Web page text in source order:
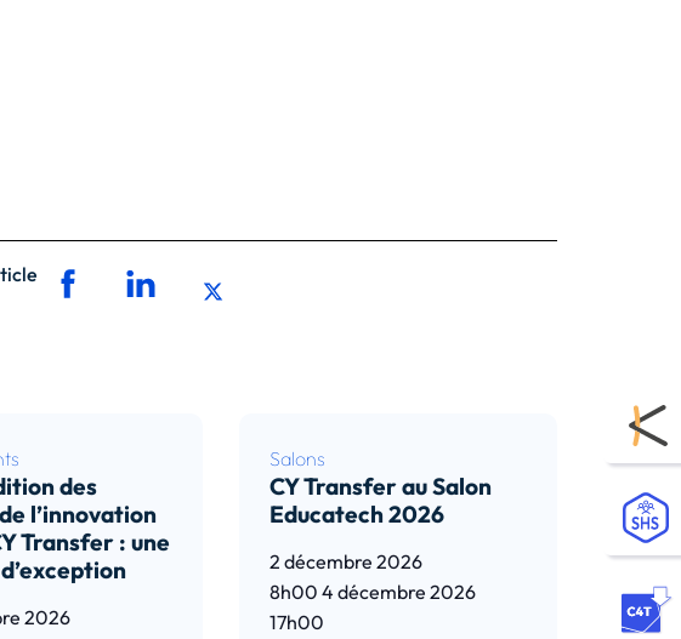
des
l’innovation
Transfer : une
2026
Salons
CY Transfer au Salon
Educatech 2026
2 décembre 2026
8h00 4 décembre 2026
17h00